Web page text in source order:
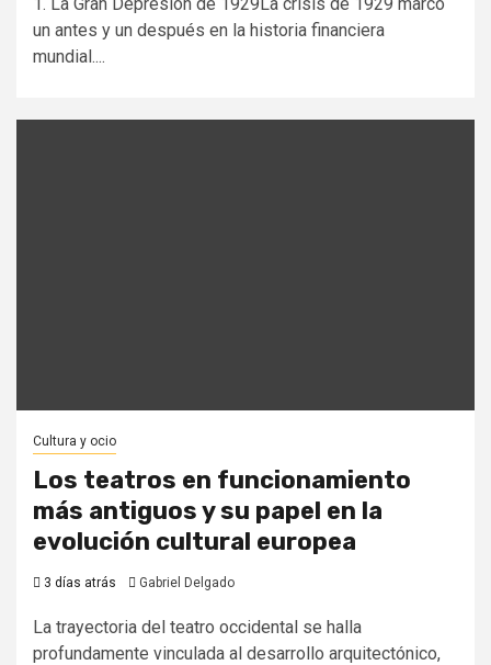
un antes y un después en la historia financiera
mundial....
Cultura y ocio
Los teatros en funcionamiento
más antiguos y su papel en la
evolución cultural europea
3 días atrás Gabriel Delgado
La trayectoria del teatro occidental se halla
profundamente vinculada al desarrollo arquitectónico,